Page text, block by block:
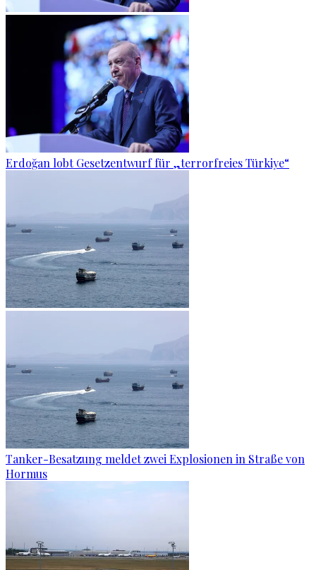
Erdoğan lobt Gesetzentwurf für „terrorfreies Türkiye“
Tanker-Besatzung meldet zwei Explosionen in Straße von
Hormus